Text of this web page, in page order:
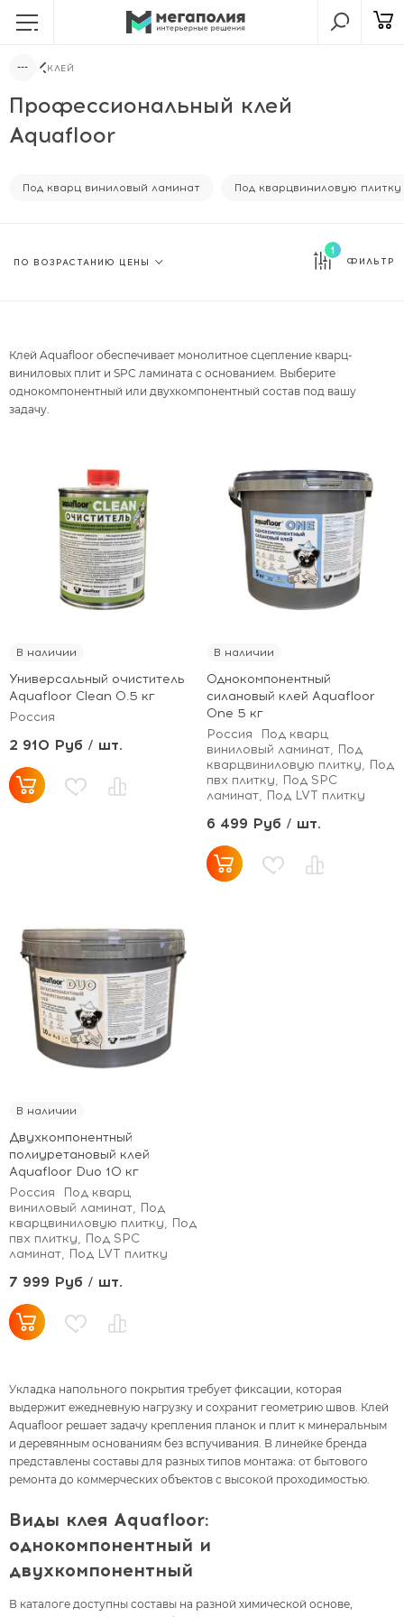
КЛЕЙ
Профессиональный клей
Aquafloor
Под кварц виниловый ламинат Под кварцвиниловую плитку
1
ФИЛЬТР
Клей Aquafloor обеспечивает монолитное сцепление кварц-
виниловых плит и SPC ламината с основанием. Выберите
однокомпонентный или двухкомпонентный состав под вашу
задачу.
В наличии
Универсальный очиститель
Aquafloor Clean 0.5 кг
Россия
2 910 Руб / шт.
В наличии
Однокомпонентный
силановый клей Aquafloor
One 5 кг
Россия
Под кварц
виниловый ламинат, Под
кварцвиниловую плитку, Под
пвх плитку, Под SPC
ламинат, Под LVT плитку
6 499 Руб / шт.
В наличии
Двухкомпонентный
полиуретановый клей
Aquafloor Duo 10 кг
Россия
Под кварц
виниловый ламинат, Под
кварцвиниловую плитку, Под
пвх плитку, Под SPC
ламинат, Под LVT плитку
7 999 Руб / шт.
Укладка напольного покрытия требует фиксации, которая
выдержит ежедневную нагрузку и сохранит геометрию швов. Клей
Aquafloor решает задачу крепления планок и плит к минеральным
и деревянным основаниям без вспучивания. В линейке бренда
представлены составы для разных типов монтажа: от бытового
ремонта до коммерческих объектов с высокой проходимостью.
Виды клея Aquafloor:
однокомпонентный и
двухкомпонентный
В каталоге доступны составы на разной химической основе,